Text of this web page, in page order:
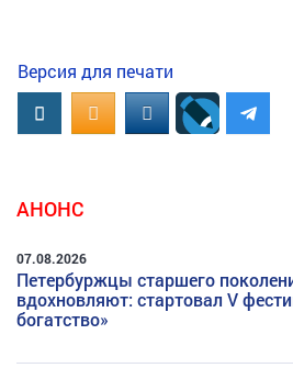
Версия для печати
ВконтактеOK.RUMAIL.RU
АНОНС
07.08.2026
Петербуржцы старшего
вдохновляют: стартовал V
богатство»